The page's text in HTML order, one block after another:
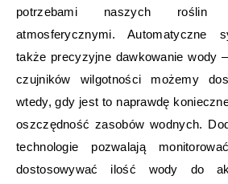
potrzebami naszych roślin
atmosferycznymi. Automatyczne
także precyzyjne dawkowanie wody
czujników wilgotności możemy
wtedy, gdy jest to naprawdę
oszczędność zasobów wodnych.
technologie pozwalają
dostosowywać ilość wody do